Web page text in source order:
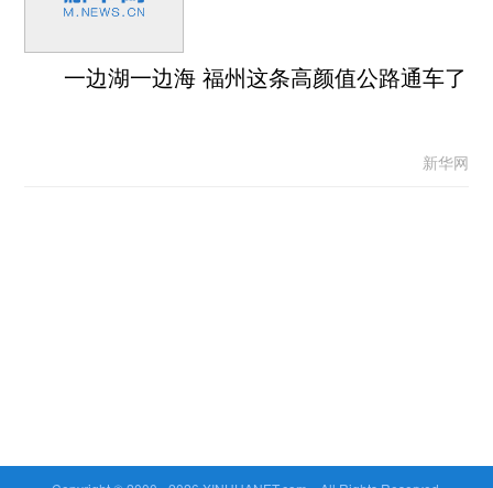
一边湖一边海 福州这条高颜值公路通车了
新华网